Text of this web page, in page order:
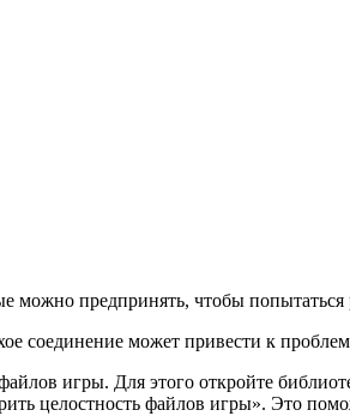
можно предпринять, чтобы
соединение может привести к
игры. Для этого откройте
целостность файлов игры». Это